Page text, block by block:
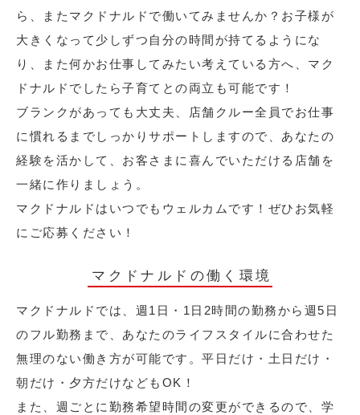
ら、またマクドナルドで働いてみませんか？お子様が
大きくなって少しずつ自分の時間が持てるようにな
り、また何かお仕事してみたい考えている方へ、マク
ドナルドでしたら子育てとの両立も可能です！
ブランクがあっても大丈夫、店舗クルー全員でお仕事
に慣れるまでしっかりサポートしますので、あなたの
経験を活かして、お客さまに喜んでいただける店舗を
一緒に作りましょう。
マクドナルドはいつでもウェルカムです！ぜひお気軽
にご応募ください！
マクドナルドの働く環境
マクドナルドでは、週1日・1日2時間の勤務から週5日
のフル勤務まで、あなたのライフスタイルに合わせた
無理のない働き方が可能です。平日だけ・土日だけ・
朝だけ・夕方だけなどもOK！
また、週ごとに勤務希望時間の変更ができるので、学